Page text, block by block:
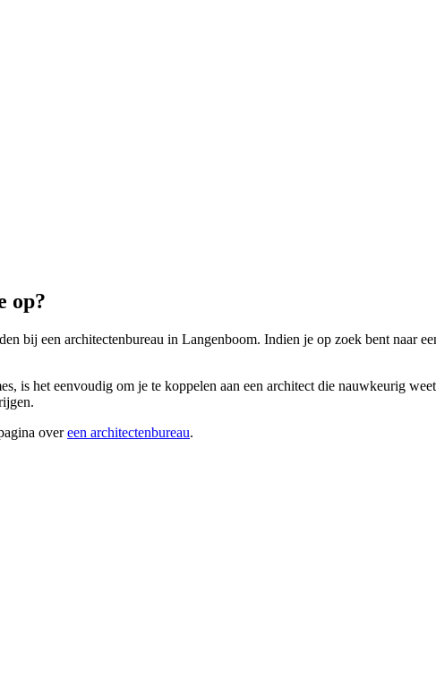
op?
bij een architectenbureau in Langenboom. Indien je op zoek bent naar
is het eenvoudig om je te koppelen aan een architect die nauwkeurig
overeen architectenbureau.